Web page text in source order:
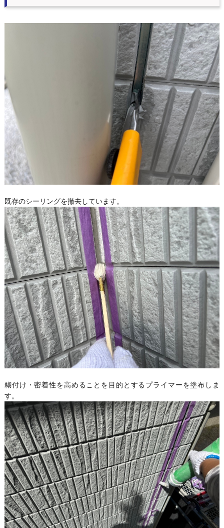
既存のシーリングを撤去しています。
糊付け・密着性を高めることを目的とするプライマーを塗布しま
す。